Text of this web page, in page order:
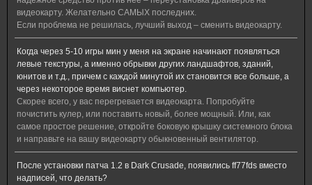
видеокарту. Желательно САМЫХ последних.
Если проблема не решилась, лучший выход – сменить видеокарту.
Когда через 5-10 игры мин у меня на экране начинают появляться
левые текстуры, а именно обрывки других ландшафтов, зданий,
юнитов и т.д., причем с каждой минутой их становится все больше, а
через некоторое время виснет компьютер.
Скорее всего, у вас перегревается видеокарта. Попробуйте
почистить кулер, или поставить новый, более мощный. Или, как
самое простое решение, откройте боковую крышку системного блока
и направьте на вашу видеокарту обыкновенный вентилятор.
После установки патча 1.2 в Dark Crusade, появились ff77fds вместо
надписей, что делать?